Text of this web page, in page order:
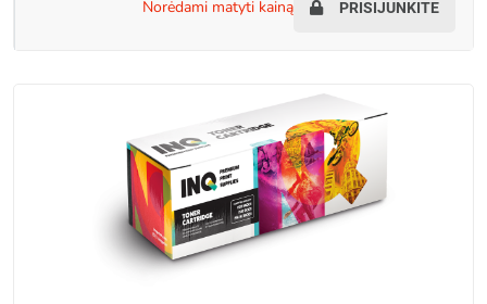
norėdami matyti kainą PRISIJUNKITE